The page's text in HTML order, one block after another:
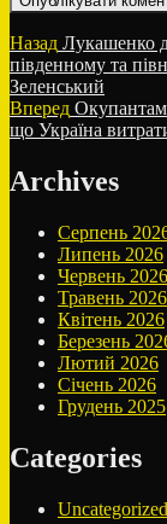
Навігація
записів
Назад Попередній
запис:
Лукашенко
південному та
Зеленський
Вперед Наступний
запис:
Окупантам
що Україна
Archives
Серпень
Липень 2026
Червень 2026
Травень 2026
Квітень 2026
Березень
Лютий 2026
Січень 2026
Грудень 2025
Categories
Uncategorized